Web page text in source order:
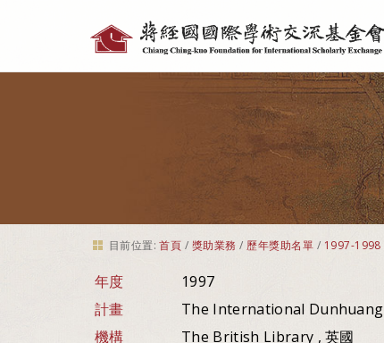
具
目前位置: 首頁 / 獎助業務 / 歷年獎助名單 / 1997-1998
年度
1997
計畫
The International
機構
The British Library , 英國